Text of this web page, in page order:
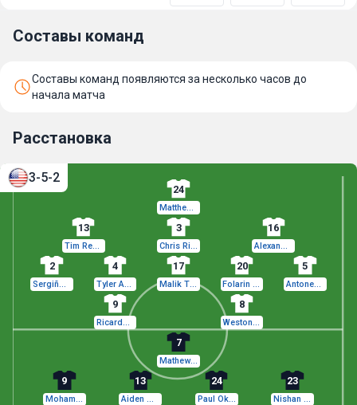
Составы команд
Составы команд появляются за несколько часов до
начала матча
Расстановка
24
Matthew Freese
16
Alexander Freeman
3
Chris Richards
13
Tim Ream
5
Antonee Robinson
20
Folarin Balogun
17
Malik Tillman
4
Tyler Adams
2
Sergiño Dest
8
Weston McKennie
9
Ricardo Pepi
9
Mohamed Touré
13
Aiden O Neill
24
Paul Okon-Engstler
23
Nishan Velupillay
7
Mathew Leckie
3-5-2